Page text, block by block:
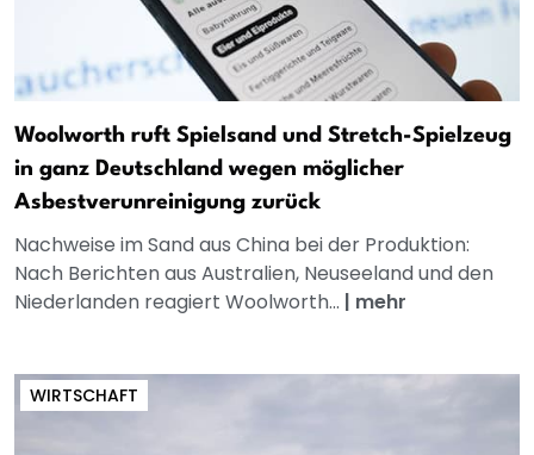
Woolworth ruft Spielsand und Stretch-Spielzeug
in ganz Deutschland wegen möglicher
Asbestverunreinigung zurück
Nachweise im Sand aus China bei der Produktion:
Nach Berichten aus Australien, Neuseeland und den
Niederlanden reagiert Woolworth... | mehr
WIRTSCHAFT